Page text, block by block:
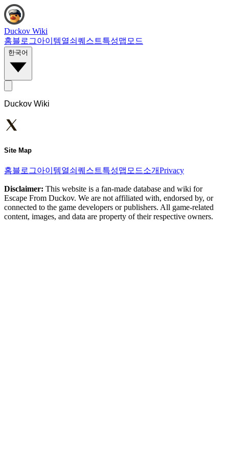
Duckov Wiki
홈블로그아이템열쇠 퀘스트특성맵 모드
한국어
Duckov Wiki
Site Map
홈블로그아이템열쇠 퀘스트특성맵 모드소개Privacy
Disclaimer: This website is a fan-made database and wiki for
Escape From Duckov. We are not affiliated with, endorsed by, or
connected to the game developers or publishers. All game-related
content, images, and data are property of their respective owners.